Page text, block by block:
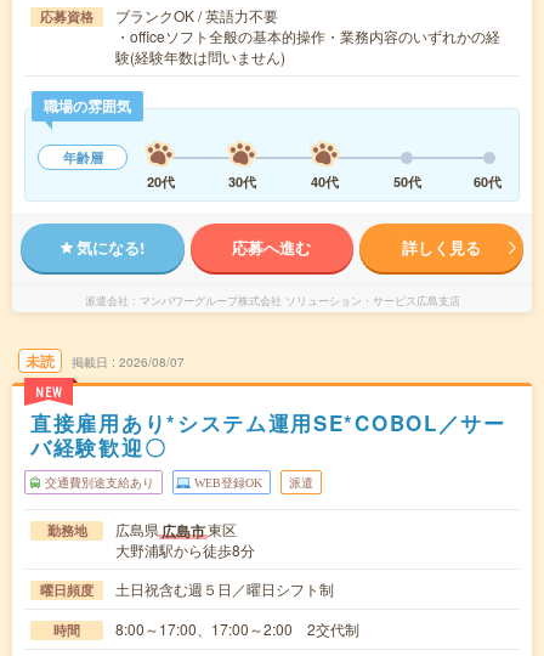
応募資格
ブランクOK / 英語力不要
・officeソフト全般の基本的操作・業務内容のいずれかの経
験(経験年数は問いません)
職場の雰囲気
年齢層
20代
30代 40代 50代 60代
気になる! 応募へ進む 詳しく見る
派遣会社 マンパワーグループ株式会社 ソリューション・サービス広島支店
未読
NEW
掲載日 2026/08/07
直接雇用あり*システム運用SE*COBOL／サー
バ経験歓迎〇
交通費別途支給あり WEB登録OK 派遣
勤務地 広島県広島市東区
大野浦駅から徒歩8分
曜日頻度 土日祝含む週５日／曜日シフト制
時間 8:00～17:00、17:00～2:00 2交代制